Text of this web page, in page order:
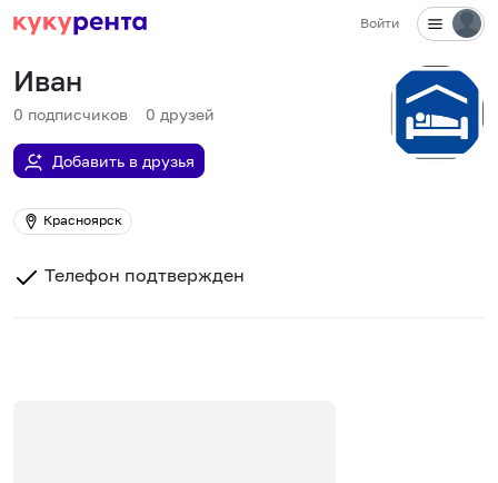
Войти
Иван
0 подписчиков 0 друзей
Добавить в друзья
Красноярск
Телефон подтвержден